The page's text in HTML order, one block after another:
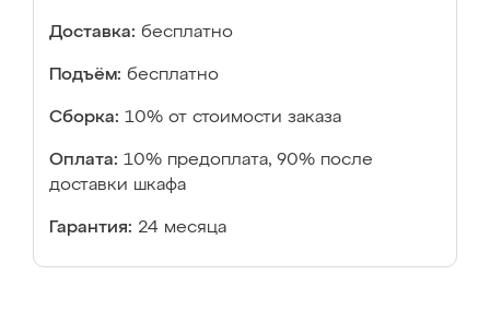
Доставка: бесплатно
Подъём: бесплатно
Сборка: 10% от стоимости заказа
Оплата: 10% предоплата, 90% после
доставки шкафа
Гарантия: 24 месяца